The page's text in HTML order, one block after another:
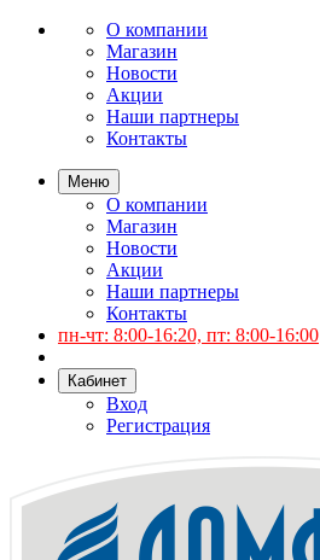
О компании
Магазин
Новости
Акции
Наши партнеры
Контакты
Меню
О компании
Магазин
Новости
Акции
Наши партнеры
Контакты
пн-чт: 8:00-16:20, пт: 8:00-16:00
Кабинет
Вход
Регистрация